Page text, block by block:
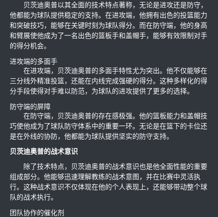
贝茨迪奥普以其全面的技术特点著称，无论是进攻还是防守，
他都能为球队提供稳定的支持。在进攻端，他拥有出色的投篮能力
和突破技巧，能够在关键时刻为球队得分。而在防守端，他的身高
和臂展使他成为了一名出色的篮板手和盖帽手，能够有效限制对手
的得分机会。
进攻端的多面手
在进攻端，贝茨迪奥普的多面手特性尤为突出。他不仅能够在
三分线外精准投篮，还能在内线完成强硬的得分。这种多样化的得
分手段使得对手难以防范，为球队的进攻提供了更多的选择。
防守端的屏障
在防守端，贝茨迪奥普的存在感极强。他的篮板能力和盖帽技
巧使他成为了球队防守体系中的重要一环。无论是在篮下的卡位还
是在外线的协防，他都能为球队提供坚实的防守支持。
贝茨迪奥普的战术意识
除了技术特点，贝茨迪奥普的战术意识也是他全面性能的重要
组成部分。他能够迅速理解教练的战术意图，并在比赛中灵活执
行。这种战术意识不仅体现在他的个人表现上，还能够带动整个球
队的战术执行。
团队协作的催化剂